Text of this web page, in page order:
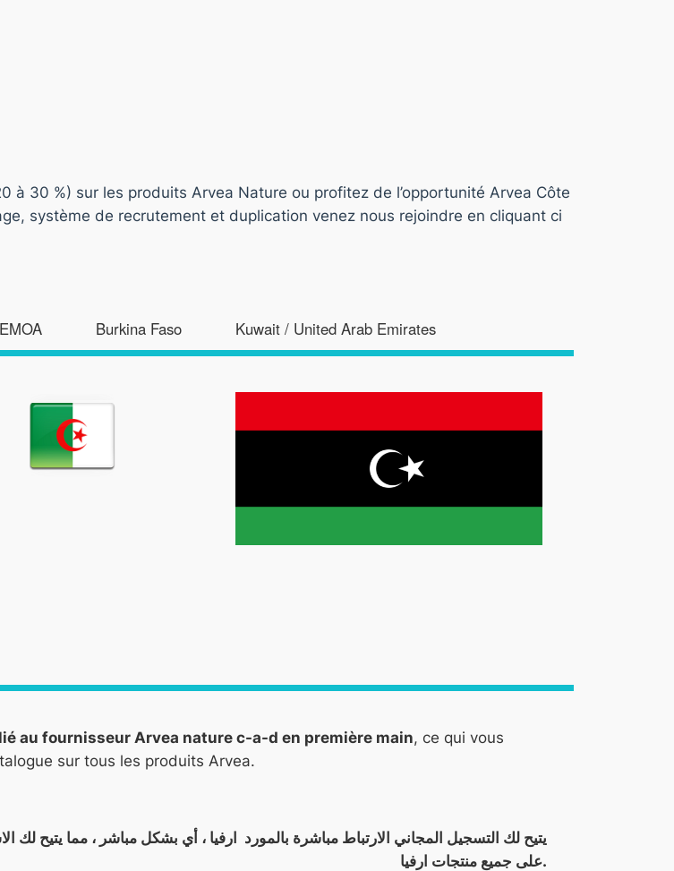
à 30 %) sur les produits Arvea Nature ou profitez de l’opportunité Arvea Côte
système de recrutement et duplication venez nous rejoindre en cliquant ci
Burkina Faso Kuwait / United Arab Emirates
au fournisseur Arvea nature c-a-d en première main, ce qui vous
sur tous les produits Arvea.
على جميع منتجات ارفيا.